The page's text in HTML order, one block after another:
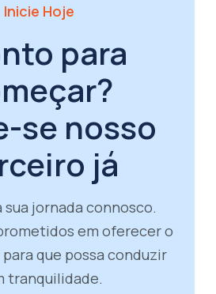
Inicie Hoje
para
se nosso
já
sua jornada connosco.
em oferecer o
que possa conduzir
tranquilidade.